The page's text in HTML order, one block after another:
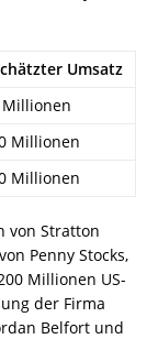
Umsatz
Millionen
Millionen
Millionen
von Stratton
Penny Stocks,
Millionen US-
der Firma
Belfort und